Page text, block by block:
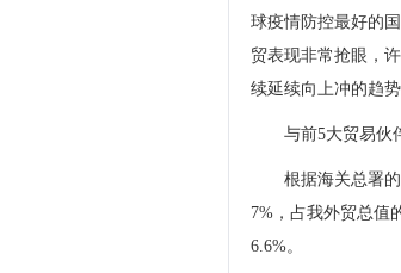
球疫情防控最好的
贸表现非常抢眼，
续延续向上冲的趋
与前5大贸易伙
根据海关总署
7%，占我外贸总值
6.6%。